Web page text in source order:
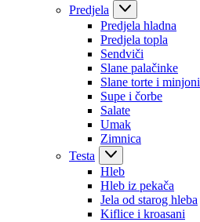
Predjela
Predjela hladna
Predjela topla
Sendviči
Slane palačinke
Slane torte i minjoni
Supe i čorbe
Salate
Umak
Zimnica
Testa
Hleb
Hleb iz pekača
Jela od starog hleba
Kiflice i kroasani